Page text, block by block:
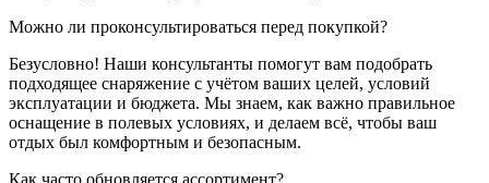
Можно ли проконсультироваться перед покупкой?
Безусловно! Наши консультанты помогут вам подобрать
подходящее снаряжение с учётом ваших целей, условий
эксплуатации и бюджета. Мы знаем, как важно правильное
оснащение в полевых условиях, и делаем всё, чтобы ваш
отдых был комфортным и безопасным.
Как часто обновляется ассортимент?